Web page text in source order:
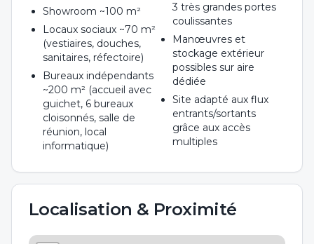
Showroom ~100 m²
Locaux sociaux ~70 m²
(vestiaires, douches,
sanitaires, réfectoire)
Bureaux indépendants
~200 m² (accueil avec
guichet, 6 bureaux
cloisonnés, salle de
réunion, local
informatique)
3 très grandes portes
coulissantes
Manœuvres et
stockage extérieur
possibles sur aire
dédiée
Site adapté aux flux
entrants/sortants
grâce aux accès
multiples
Localisation & Proximité